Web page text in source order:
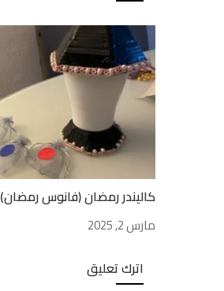
كاليندر رمضان (فانوس رمضان)
مارس 2, 2025
اترك تعليق